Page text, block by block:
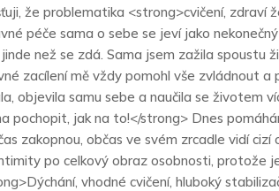
že problematika <strong>cvičení, zdraví
péče sama o sebe se jeví jako
než se zdá. Sama jsem zažila spoustu
zacílení mě vždy pomohl vše zvládnout a
objevila samu sebe a naučila se životem
pochopit, jak na to!</strong> Dnes
zakopnou, občas ve svém zrcadle vidí cizí
po celkový obraz osobnosti, protože
vhodné cvičení, hluboký